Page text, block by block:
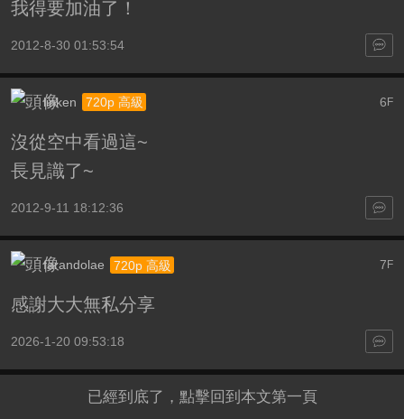
我得要加油了！
2012-8-30 01:53:54
6 F
linken 720p 高級
沒從空中看過這~
長見識了~
2012-9-11 18:12:36
7 F
farandolae 720p 高級
感謝大大無私分享
2026-1-20 09:53:18
已經到底了，點擊回到本文第一頁